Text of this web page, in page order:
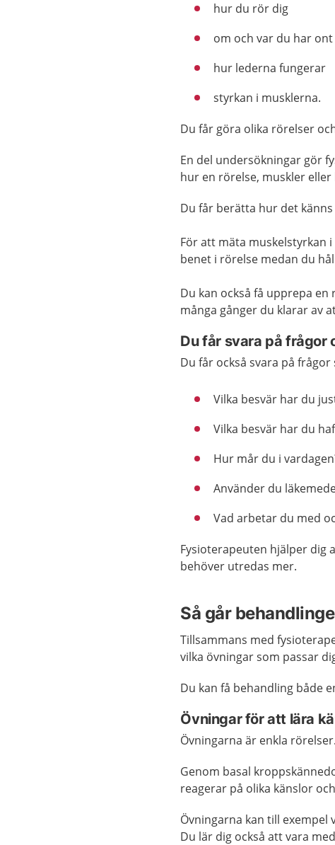
hur du rör dig
om och var du har ont
hur lederna fungerar
styrkan i musklerna.
Du får göra olika rörelser
En del undersökningar gör
hur en rörelse, muskler
Du får berätta hur det
För att mäta muskelstyrkan
benet i rörelse medan du
Du kan också få upprepa
många gånger du klarar av
Du får svara på frågor
Du får också svara på
Vilka besvär har du
Vilka besvär har du
Hur mår du i
Använder du
Vad arbetar du med
Fysioterapeuten hjälper dig
behöver utredas mer.
Så går
Tillsammans med
vilka övningar som passar
Du kan få behandling både
Övningar för att lära
Övningarna är enkla
Genom basal
reagerar på olika känslor
Övningarna kan till exempel
Du lär dig också att vara